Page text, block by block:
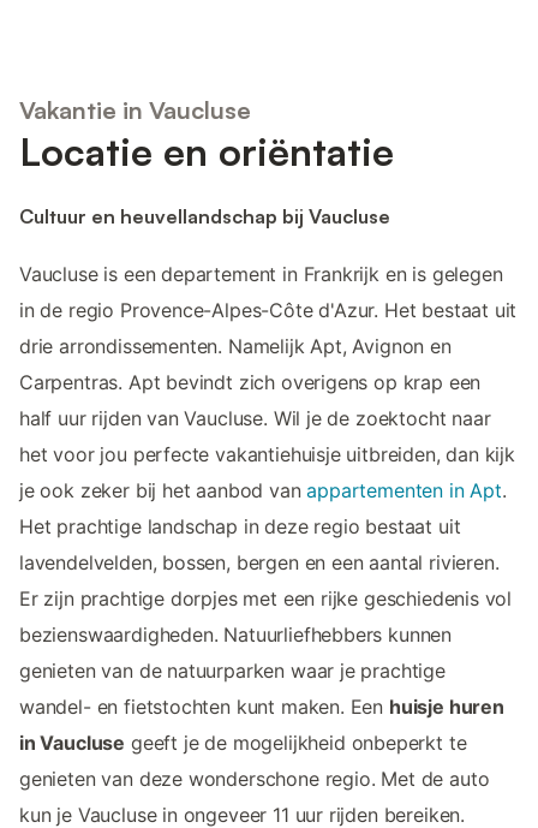
Vakantie in Vaucluse
Locatie en oriëntatie
Cultuur en heuvellandschap bij Vaucluse
Vaucluse is een departement in Frankrijk en is gelegen
in de regio Provence-Alpes-Côte d'Azur. Het bestaat uit
drie arrondissementen. Namelijk Apt, Avignon en
Carpentras. Apt bevindt zich overigens op krap een
half uur rijden van Vaucluse. Wil je de zoektocht naar
het voor jou perfecte vakantiehuisje uitbreiden, dan kijk
je ook zeker bij het aanbod vanappartementen in Apt.
Het prachtige landschap in deze regio bestaat uit
lavendelvelden, bossen, bergen en een aantal rivieren.
Er zijn prachtige dorpjes met een rijke geschiedenis vol
bezienswaardigheden. Natuurliefhebbers kunnen
genieten van de natuurparken waar je prachtige
wandel- en fietstochten kunt maken. Een huisje huren
in Vaucluse geeft je de mogelijkheid onbeperkt te
genieten van deze wonderschone regio. Met de auto
kun je Vaucluse in ongeveer 11 uur rijden bereiken.